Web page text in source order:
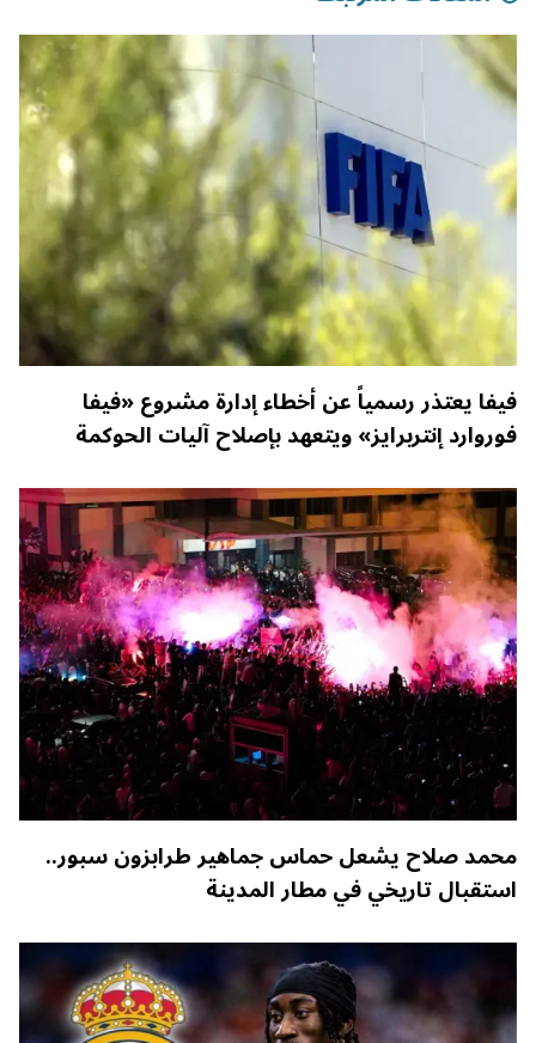
فيفا يعتذر رسمياً عن أخطاء إدارة مشروع «فيفا
فوروارد إنتربرايز» ويتعهد بإصلاح آليات الحوكمة
محمد صلاح يشعل حماس جماهير طرابزون سبور..
استقبال تاريخي في مطار المدينة